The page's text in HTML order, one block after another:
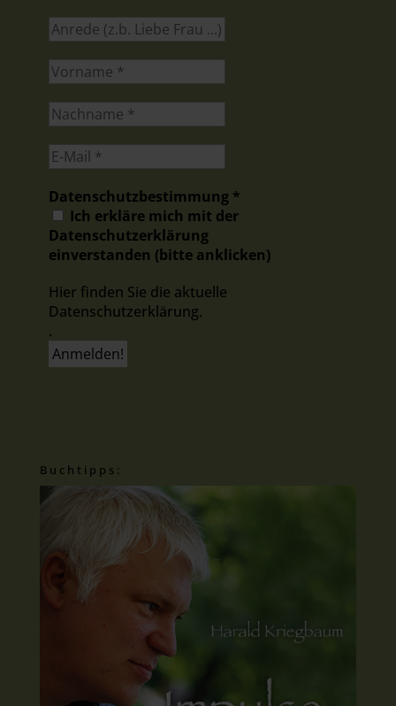
Datenschutzbestimmung *
Ich erkläre mich mit der
Datenschutzerklärung
einverstanden (bitte anklicken)
Hier finden Sie die aktuelle
Datenschutzerklärung.
.
Buchtipps: